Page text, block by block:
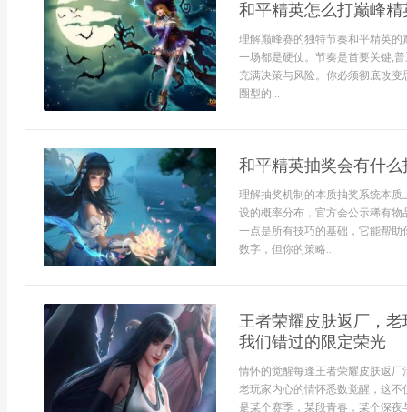
和平精英怎么打巅峰
理解巅峰赛的独特节奏和平精英
一场都是硬仗。节奏是首要关键,
充满决策与风险。你必须彻底改
圈型的...
和平精英抽奖会有什
理解抽奖机制的本质抽奖系统本
设的概率分布，官方会公示稀有
一点是所有技巧的基础，它能帮
数字，但你的策略...
王者荣耀皮肤返厂，
我们错过的限定荣光
情怀的觉醒每逢王者荣耀皮肤返
老玩家内心的情怀悉数觉醒，这
是某个赛季，某段青春，某个深